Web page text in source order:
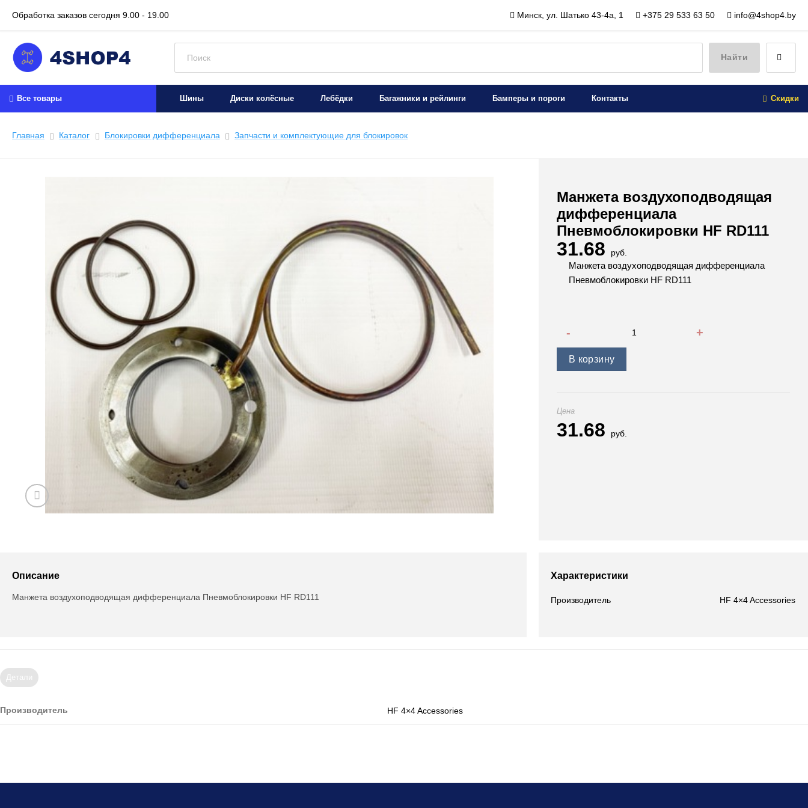
Обработка заказов сегодня 9.00 - 19.00 Минск, ул. Шатько 43-4а, 1 +375 29 533 63 50 info@4shop4.by
Найти
Все товары Шины Диски колёсные Лебёдки Багажники и рейлинги Бамперы и пороги Контакты Скидки
Главная Каталог Блокировки дифференциала Запчасти и комплектующие для блокировок
Манжета воздухоподводящая
дифференциала
Пневмоблокировки HF RD111
31.68 руб.
Манжета воздухоподводящая дифференциала
Пневмоблокировки HF RD111
В корзину
Цена
31.68 руб.
Описание
Манжета воздухоподводящая дифференциала Пневмоблокировки HF RD111
Характеристики
Производитель HF 4×4 Accessories
Детали
Производитель HF 4×4 Accessories